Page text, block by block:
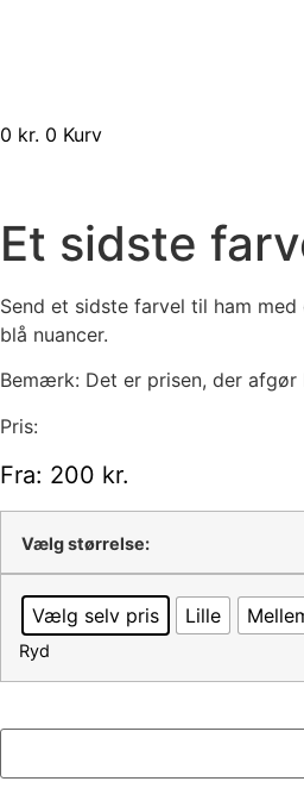
0 kr. 0 Kurv
Et sidste
Send et sidste farvel til ham
blå nuancer.
Bemærk: Det er prisen, der afgør
Pris:
Fra: 200 kr.
Vælg størrelse:
Vælg selv pris Lille
Ryd